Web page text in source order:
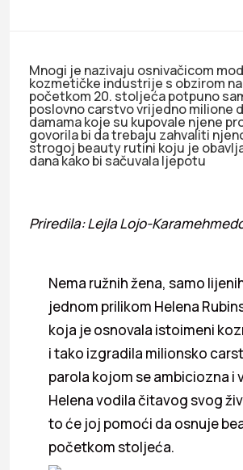
Mnogi je nazivaju osnivačicom
kozmetičke industrije s obzirom
početkom 20. stoljeća potpuno
poslovno carstvo vrijedno milione
damama koje su kupovale njene
govorila bi da trebaju zahvaliti
strogoj beauty rutini koju je
dana kako bi sačuvala ljepotu
Priredila: Lejla Lojo-
Nema ružnih žena, samo
jednom prilikom Helena
koja je osnovala istoimeni
i tako izgradila milionsko
parola kojom se ambiciozna i
Helena vodila čitavog svog
to će joj pomoći da osnuje
početkom stoljeća.